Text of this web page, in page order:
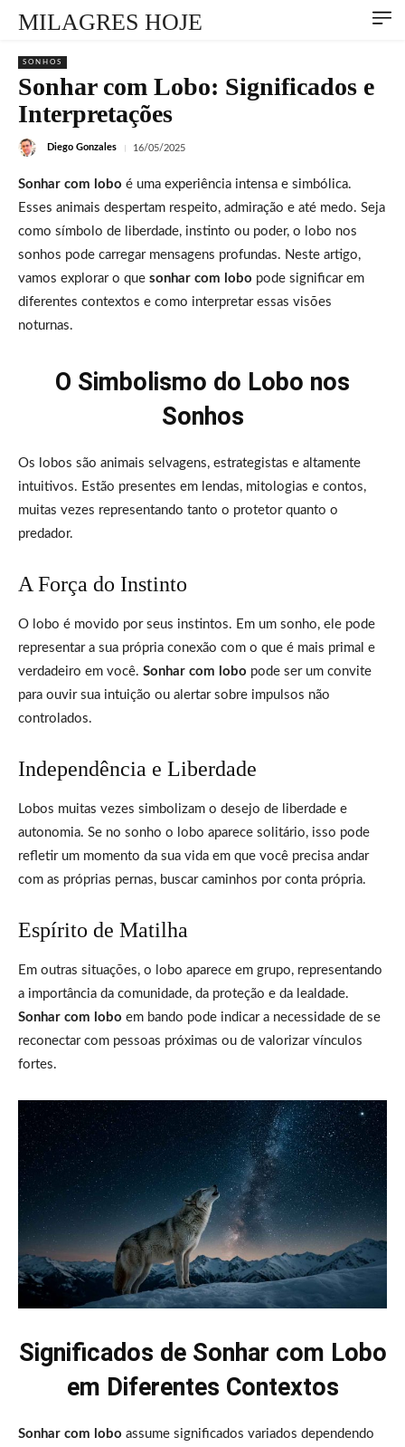
MILAGRES HOJE
SONHOS
Sonhar com Lobo: Significados e
Interpretações
Diego Gonzales 16/05/2025
Sonhar com lobo é uma experiência intensa e simbólica.
Esses animais despertam respeito, admiração e até medo. Seja
como símbolo de liberdade, instinto ou poder, o lobo nos
sonhos pode carregar mensagens profundas. Neste artigo,
vamos explorar o que sonhar com lobo pode significar em
diferentes contextos e como interpretar essas visões
noturnas.
O Simbolismo do Lobo nos
Sonhos
Os lobos são animais selvagens, estrategistas e altamente
intuitivos. Estão presentes em lendas, mitologias e contos,
muitas vezes representando tanto o protetor quanto o
predador.
A Força do Instinto
O lobo é movido por seus instintos. Em um sonho, ele pode
representar a sua própria conexão com o que é mais primal e
verdadeiro em você. Sonhar com lobo pode ser um convite
para ouvir sua intuição ou alertar sobre impulsos não
controlados.
Independência e Liberdade
Lobos muitas vezes simbolizam o desejo de liberdade e
autonomia. Se no sonho o lobo aparece solitário, isso pode
refletir um momento da sua vida em que você precisa andar
com as próprias pernas, buscar caminhos por conta própria.
Espírito de Matilha
Em outras situações, o lobo aparece em grupo, representando
a importância da comunidade, da proteção e da lealdade.
Sonhar com lobo em bando pode indicar a necessidade de se
reconectar com pessoas próximas ou de valorizar vínculos
fortes.
Significados de Sonhar com Lobo
em Diferentes Contextos
Sonhar com lobo assume significados variados dependendo